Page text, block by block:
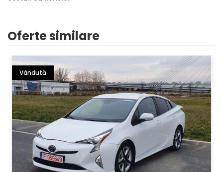
Oferte similare
Vândută